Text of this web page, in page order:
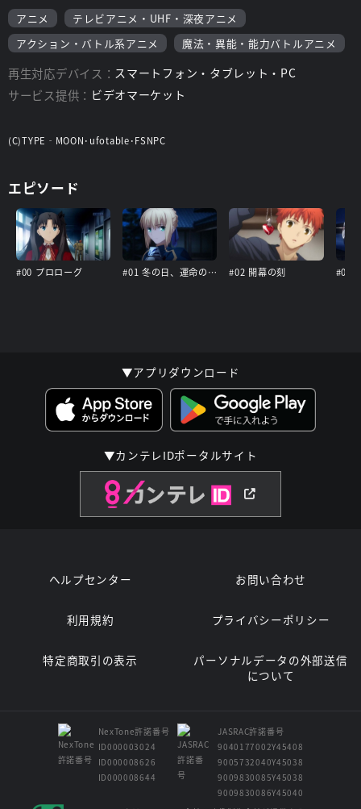
アニメ
テレビアニメ・UHF・深夜アニメ
アクション・バトル系アニメ
魔法・異能・能力バトルアニメ
再生対応デバイス： スマートフォン・タブレット・PC
サービス提供： ビデオマーケット
(C)TYPE‐MOON･ufotable･FSNPC
エピソード
#00 プロローグ #01 冬の日、運命の夜 #02 開幕の刻 #03
▼アプリダウンロード
▼カンテレIDポータルサイト
ヘルプセンター お問い合わせ
利用規約 プライバシーポリシー
特定商取引の表示
パーソナルデータの外部送信
について
NexTone許諾番号
ID000003024
ID000008626
ID000008644
JASRAC許諾番号
9040177002Y45408
9005732040Y45038
9009830085Y45038
9009830086Y45040